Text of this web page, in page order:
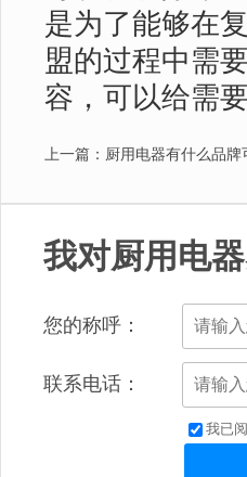
是为了能够在
盟的过程中需
容，可以给需
上一篇：厨用电器有什么品牌
我对厨用电
您的称呼：
联系电话：
我已